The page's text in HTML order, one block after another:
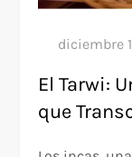
El Tarwi:
que